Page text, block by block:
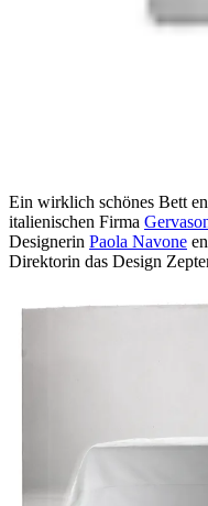
Ein wirklich schönes Bett
italienischen Firma
Designerin Paola Navone
Direktorin das Design